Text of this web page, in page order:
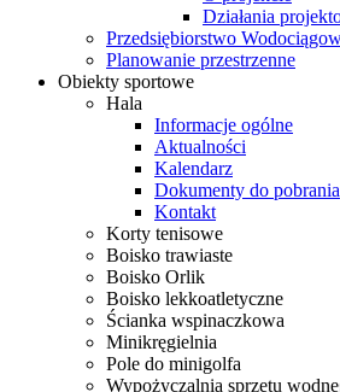
Działania
Przedsiębiorstwo
Planowanie przestrzenne
Obiekty sportowe
Hala
Informacje ogólne
Aktualności
Kalendarz
Dokumenty do pobrania
Kontakt
Korty tenisowe
Boisko trawiaste
Boisko Orlik
Boisko lekkoatletyczne
Ścianka wspinaczkowa
Minikręgielnia
Pole do minigolfa
Wypożyczalnia sprzętu